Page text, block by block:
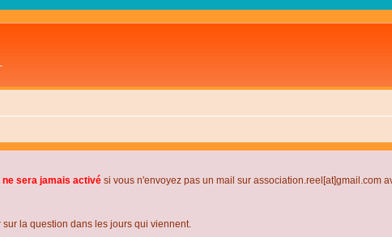
sera jamais activé si vous n'envoyez pas un mail sur association.reel[at]gmail.com
la question dans les jours qui viennent.